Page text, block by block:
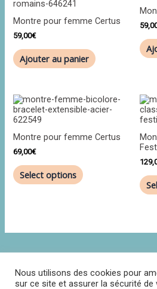
Montre pour femme Certus
59,00€
Ajouter au panier
Montre pour femme Certus
69,00€
Select options
Nous utilisons des cookies pour
sur ce site et assurer la sécurité de